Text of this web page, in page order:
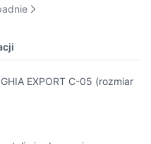
EXPORT C-05 (rozmiar